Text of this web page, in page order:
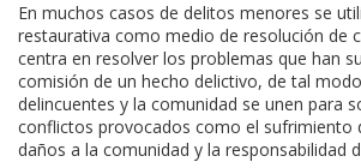
En muchos casos de delitos menores se
restaurativa como medio de resolución de
centra en resolver los problemas que han
comisión de un hecho delictivo, de tal
delincuentes y la comunidad se unen para
conflictos provocados como el sufrimiento
daños a la comunidad y la responsabilidad